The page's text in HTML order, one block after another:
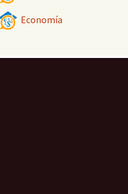
Economía